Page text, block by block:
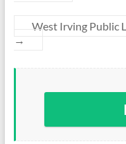
West Irving Public
→